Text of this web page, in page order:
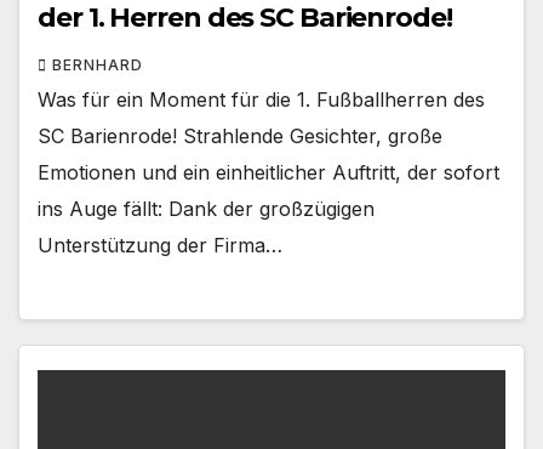
der 1. Herren des SC Barienrode!
BERNHARD
Was für ein Moment für die 1. Fußballherren des
SC Barienrode! Strahlende Gesichter, große
Emotionen und ein einheitlicher Auftritt, der sofort
ins Auge fällt: Dank der großzügigen
Unterstützung der Firma…